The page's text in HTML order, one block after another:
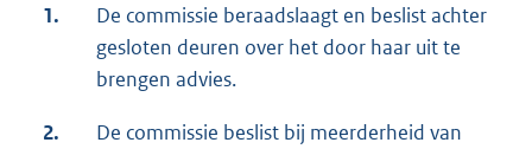
1.
De commissie beraadslaagt en beslist achter
gesloten deuren over het door haar uit te
brengen advies.
2.
De commissie beslist bij meerderheid van